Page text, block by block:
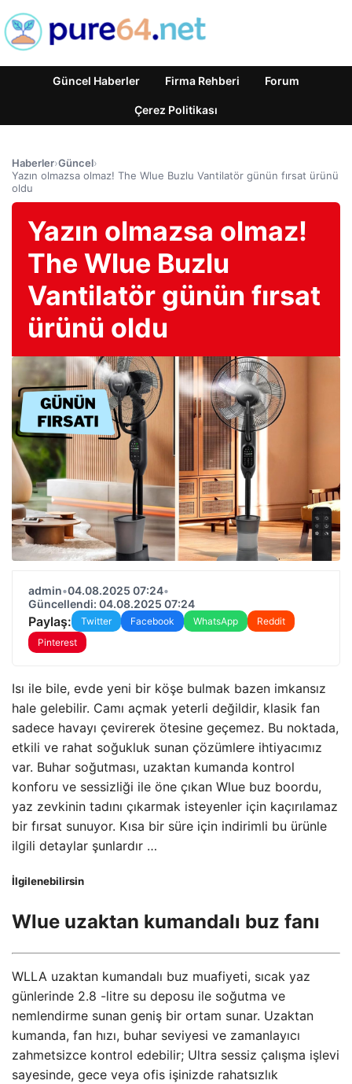
Güncel Haberler Firma Rehberi Forum
Çerez Politikası
Haberler›Güncel›
Yazın olmazsa olmaz! The Wlue Buzlu Vantilatör günün fırsat ürünü
oldu
Yazın olmazsa olmaz!
The Wlue Buzlu
Vantilatör günün fırsat
ürünü oldu
admin•04.08.2025 07:24•
Güncellendi: 04.08.2025 07:24
Paylaş: Twitter Facebook WhatsApp
Reddit
Pinterest
Isı ile bile, evde yeni bir köşe bulmak bazen imkansız
hale gelebilir. Camı açmak yeterli değildir, klasik fan
sadece havayı çevirerek ötesine geçemez. Bu noktada,
etkili ve rahat soğukluk sunan çözümlere ihtiyacımız
var. Buhar soğutması, uzaktan kumanda kontrol
konforu ve sessizliği ile öne çıkan Wlue buz boordu,
yaz zevkinin tadını çıkarmak isteyenler için kaçırılamaz
bir fırsat sunuyor. Kısa bir süre için indirimli bu ürünle
ilgili detaylar şunlardır …
İlgilenebilirsin
Wlue uzaktan kumandalı buz fanı
WLLA uzaktan kumandalı buz muafiyeti, sıcak yaz
günlerinde 2.8 -litre su deposu ile soğutma ve
nemlendirme sunan geniş bir ortam sunar. Uzaktan
kumanda, fan hızı, buhar seviyesi ve zamanlayıcı
zahmetsizce kontrol edebilir; Ultra sessiz çalışma işlevi
sayesinde, gece veya ofis işinizde rahatsızlık